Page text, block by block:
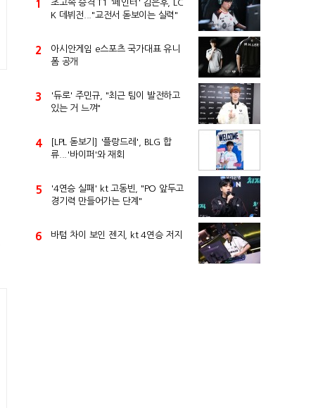
1
초고속 승격 T1 '페인터' 김은후, LC
K 데뷔전..."교전서 돋보이는 실력"
2
아시안게임 e스포츠 국가대표 유니
폼 공개
3
'듀로' 주민규, "최근 팀이 발전하고
있는 거 느껴"
4
[LPL 돋보기] '플랑드레', BLG 합
류...'바이퍼'와 재회
5
'4연승 실패' kt 고동빈, "PO 앞두고
경기력 만들어가는 단계"
6 바텀 차이 보인 젠지, kt 4연승 저지